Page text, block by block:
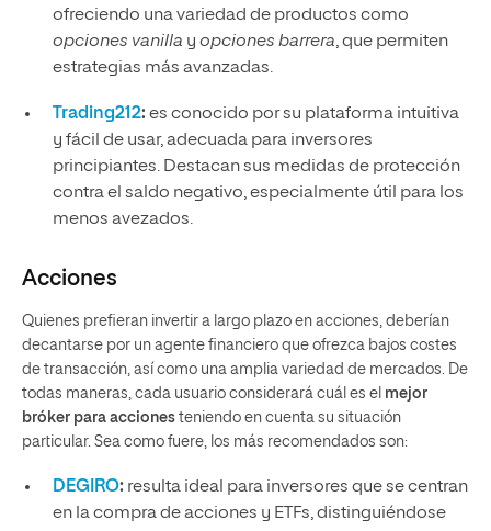
ofreciendo una variedad de productos como
opciones vanilla y opciones barrera, que permiten
estrategias más avanzadas.
Trading212: es conocido por su plataforma intuitiva
y fácil de usar, adecuada para inversores
principiantes. Destacan sus medidas de protección
contra el saldo negativo, especialmente útil para los
menos avezados.
Acciones
Quienes prefieran invertir a largo plazo en acciones, deberían
decantarse por un agente financiero que ofrezca bajos costes
de transacción, así como una amplia variedad de mercados. De
todas maneras, cada usuario considerará cuál es el mejor
bróker para acciones teniendo en cuenta su situación
particular. Sea como fuere, los más recomendados son:
DEGIRO: resulta ideal para inversores que se centran
en la compra de acciones y ETFs, distinguiéndose